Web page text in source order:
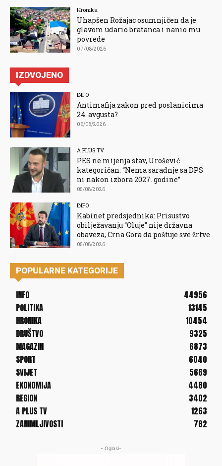
Hronika
Uhapšen Rožajac osumnjičen da je
glavom udario bratanca i nanio mu
povrede
07/08/2026
IZDVOJENO
INFO
Antimafija zakon pred poslanicima
24. avgusta?
06/08/2026
A PLUS TV
PES ne mijenja stav, Urošević
kategoričan: “Nema saradnje sa DPS
ni nakon izbora 2027. godine”
05/08/2026
INFO
Kabinet predsjednika: Prisustvo
obilježavanju “Oluje” nije državna
obaveza, Crna Gora da poštuje sve žrtve
05/08/2026
POPULARNE KATEGORIJE
INFO
44956
POLITIKA
13145
HRONIKA
10454
DRUŠTVO
9325
MAGAZIN
6873
SPORT
6040
SVIJET
5669
EKONOMIJA
4480
REGION
3402
A PLUS TV
1263
ZANIMLJIVOSTI
782
- Oglasi-